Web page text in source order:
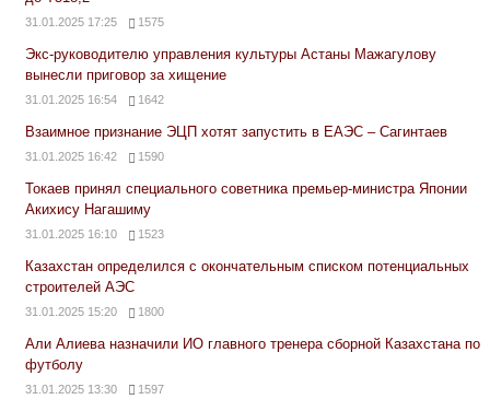
31.01.2025 17:25 1575
Экс-руководителю управления культуры Астаны Мажагулову
вынесли приговор за хищение
31.01.2025 16:54 1642
Взаимное признание ЭЦП хотят запустить в ЕАЭС – Сагинтаев
31.01.2025 16:42 1590
Токаев принял специального советника премьер-министра Японии
Акихису Нагашиму
31.01.2025 16:10 1523
Казахстан определился с окончательным списком потенциальных
строителей АЭС
31.01.2025 15:20 1800
Али Алиева назначили ИО главного тренера сборной Казахстана по
футболу
31.01.2025 13:30 1597